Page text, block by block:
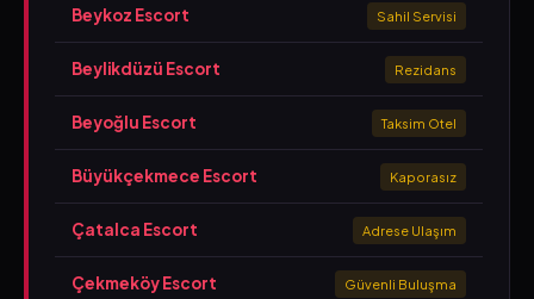
Beykoz Escort Sahil Servisi
Beylikdüzü Escort Rezidans
Beyoğlu Escort Taksim Otel
Büyükçekmece Escort Kaporasız
Çatalca Escort Adrese Ulaşım
Çekmeköy Escort Güvenli Buluşma